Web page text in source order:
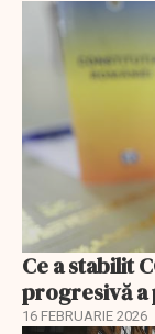
Ce a stabilit
progresivă a
16 FEBRUARIE 2026